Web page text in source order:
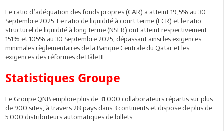
Le ratio d’adéquation des fonds propres (CAR) a atteint 19,5% au 30
Septembre 2025. Le ratio de liquidité à court terme (LCR) et le ratio
structurel de liquidité à long terme (NSFR) ont atteint respectivement
151% et 105% au 30 Septembre 2025, dépassant ainsi les exigences
minimales règlementaires de la Banque Centrale du Qatar et les
exigences des réformes de Bâle III.
Statistiques Groupe
Le Groupe QNB emploie plus de 31.000 collaborateurs répartis sur plus
de 900 sites, à travers 28 pays dans 3 continents et dispose de plus de
5.000 distributeurs automatiques de billets